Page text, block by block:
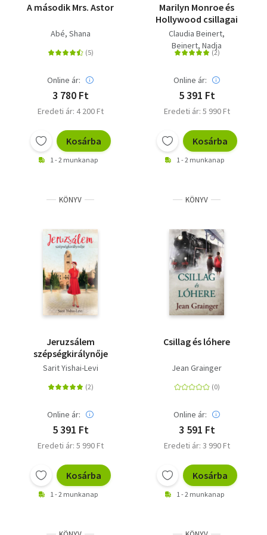
A második Mrs. Astor
Abé, Shana
Online ár:
3 780 Ft
Eredeti ár: 4 200 Ft
Kosárba
1 - 2 munkanap
Marilyn Monroe és
Hollywood csillagai
Claudia Beinert
Beinert, Nadja
Online ár:
5 391 Ft
Eredeti ár: 5 990 Ft
Kosárba
1 - 2 munkanap
KÖNYV
Jeruzsálem
szépségkirálynője
Sarit Yishai-Levi
Online ár:
5 391 Ft
Eredeti ár: 5 990 Ft
Kosárba
1 - 2 munkanap
KÖNYV
Csillag és lóhere
Jean Grainger
Online ár:
3 591 Ft
Eredeti ár: 3 990 Ft
Kosárba
1 - 2 munkanap